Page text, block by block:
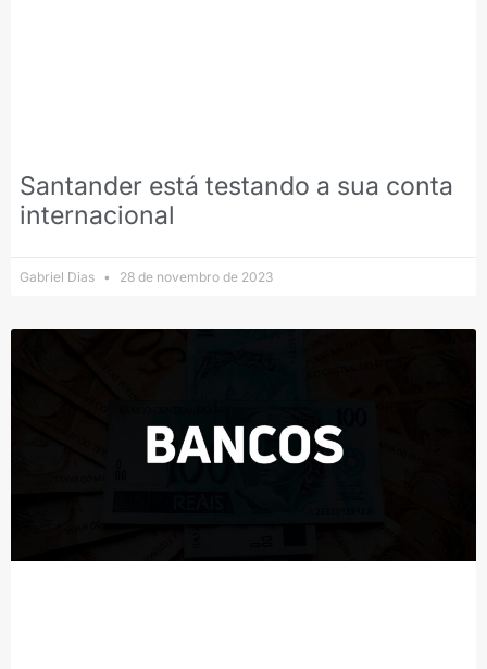
Santander está testando a sua conta
internacional
Gabriel Dias 28 de novembro de 2023